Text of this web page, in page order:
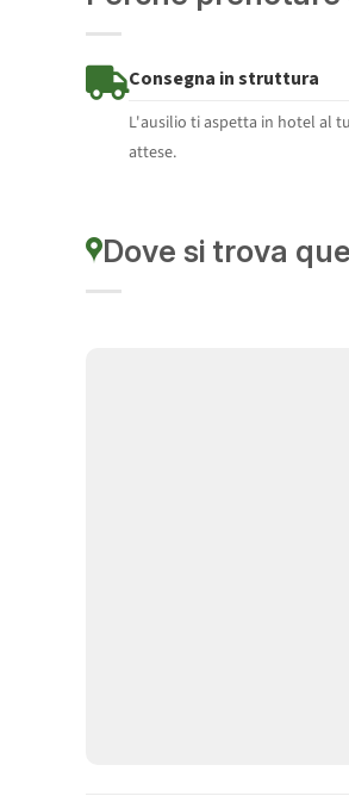
Consegna in struttura
L'ausilio ti aspetta in hotel al
attese.
Dove si trova